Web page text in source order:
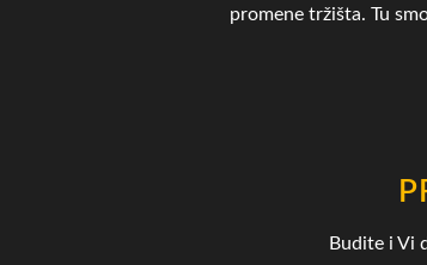
promene tržišta. Tu
Budite i Vi